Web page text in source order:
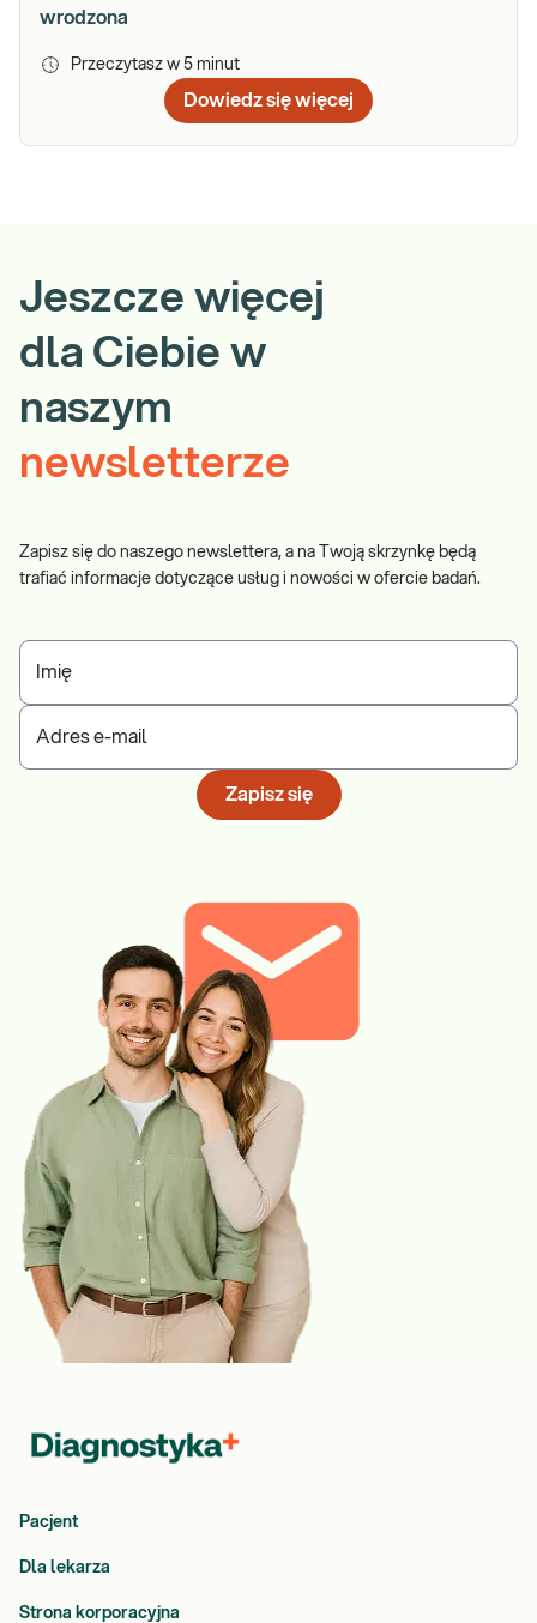
wrodzona
Przeczytasz w 5 minut
Dowiedz się więcej
Jeszcze więcej
dla Ciebie w
naszym
newsletterze
Zapisz się do naszego newslettera, a na Twoją skrzynkę będą
trafiać informacje dotyczące usług i nowości w ofercie badań.
Imię
Adres e-mail
Zapisz się
Pacjent
Dla lekarza
Strona korporacyjna